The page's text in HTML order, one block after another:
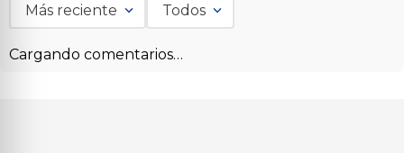
Más reciente Todos
Cargando comentarios…